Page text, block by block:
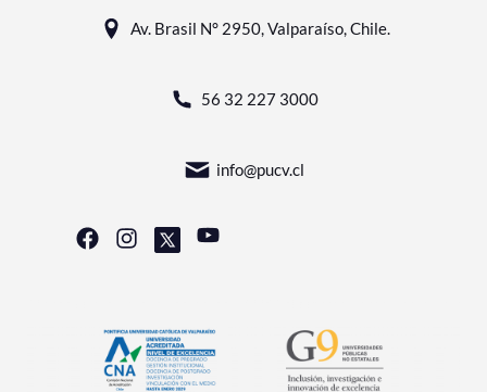
Av. Brasil N° 2950, Valparaíso, Chile.
56 32 227 3000
info@pucv.cl